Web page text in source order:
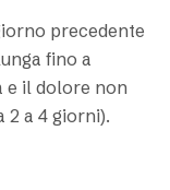
precedente
fino a
e il dolore non
a 4 giorni).